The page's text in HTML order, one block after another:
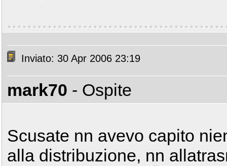
Inviato: 30 Apr 2006 23:19
mark70 - Ospite
Scusate nn avevo capito
alla distribuzione, nn